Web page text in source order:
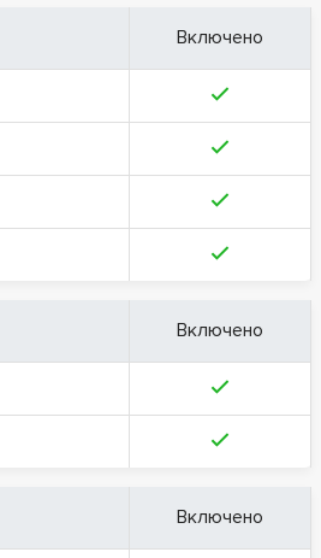
Включено
Включено
Включено